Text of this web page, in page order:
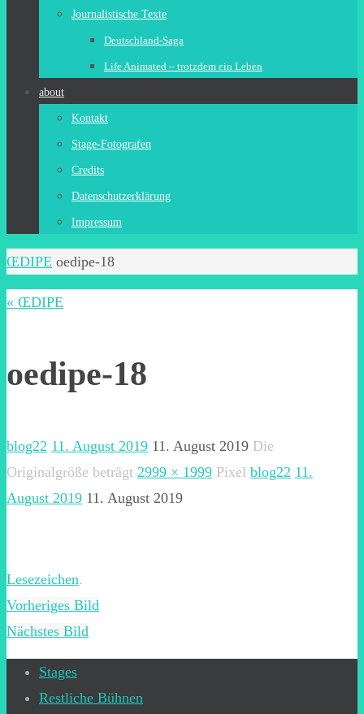
Journalistische Texte
Deutschland-Saga
Life Animated – trotzdem ein Leben
about
Kontakt
Stage-Fotografen
Credits
Datenschutzerklärung
Impressum
Start
ŒDIPE oedipe-18
« ŒDIPE
oedipe-18
blog22 11. August 2019 11. August 2019 Die
Originalgröße beträgt 2999 × 1999 Pixel blog22 11.
August 2019 11. August 2019
Lesezeichen.
Vorheriges Bild
Nächstes Bild
Stages
Restliche Bühnen